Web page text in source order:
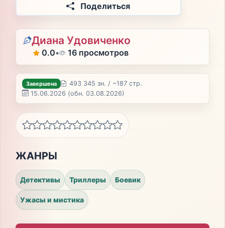
Поделиться
Диана Удовиченко
0.0• 16 просмотров
Завершена
493 345 зн. / ~187 стр.
15.06.2026 (обн. 03.08.2026)
ЖАНРЫ
Детективы Триллеры Боевик
Ужасы и мистика